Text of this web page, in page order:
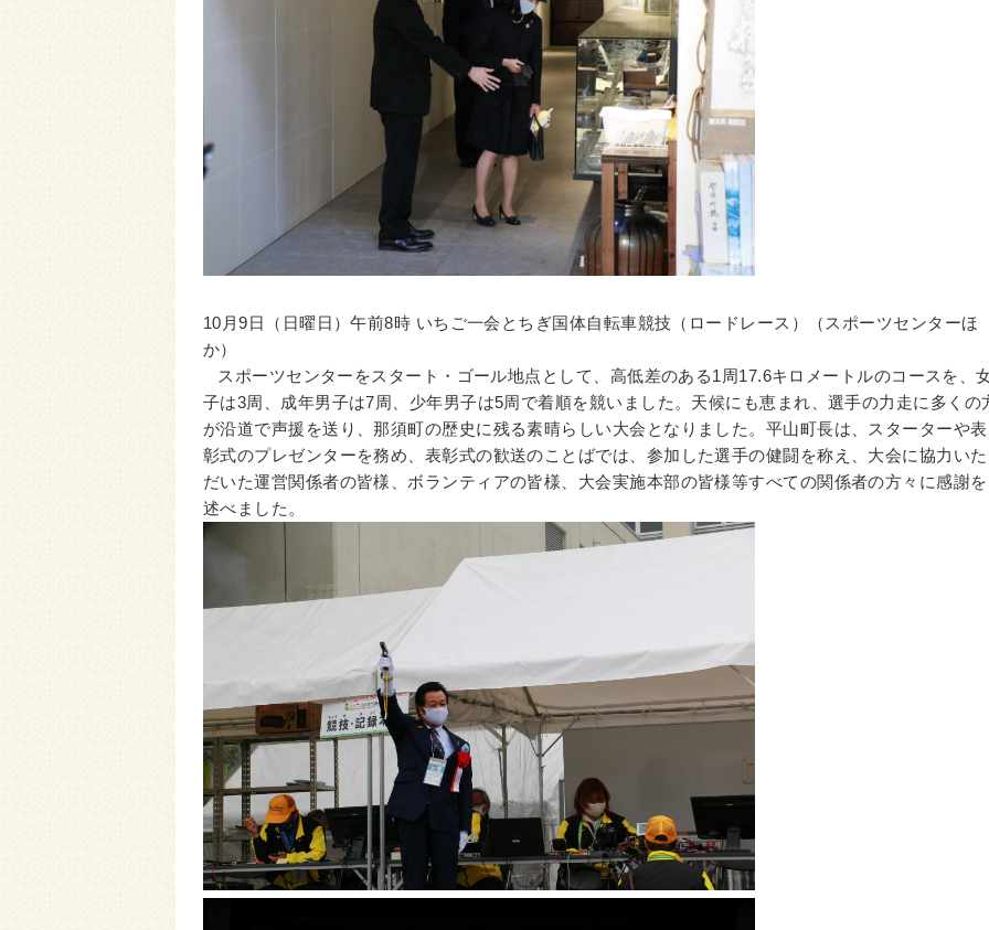
10月9日（日曜日）午前8時 いちご一会とちぎ国体自転車競技（ロードレース）（スポーツセンターほ
か）
スポーツセンターをスタート・ゴール地点として、高低差のある1周17.6キロメートルのコースを、
子は3周、成年男子は7周、少年男子は5周で着順を競いました。天候にも恵まれ、選手の力走に多くの
が沿道で声援を送り、那須町の歴史に残る素晴らしい大会となりました。平山町長は、スターターや表
彰式のプレゼンターを務め、表彰式の歓送のことばでは、参加した選手の健闘を称え、大会に協力いた
だいた運営関係者の皆様、ボランティアの皆様、大会実施本部の皆様等すべての関係者の方々に感謝を
述べました。